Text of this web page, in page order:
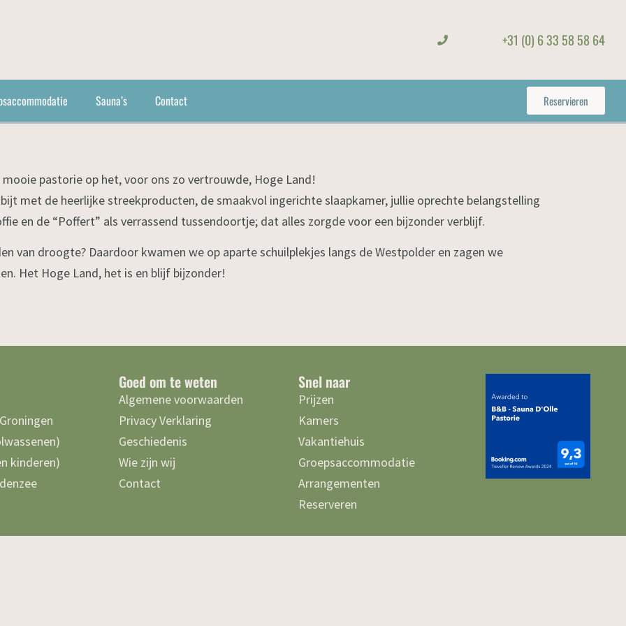
+31 (0) 6 33 58 58 64
Sauna’s Contact Reservieren
pastorie op het, voor ons zo vertrouwde, Hoge Land!
met de heerlijke streekproducten, de smaakvol ingerichte slaapkamer, jullie oprechte belangstelling
en de “Poffert” als verrassend tussendoortje; dat alles zorgde voor een bijzonder verblijf.
van droogte? Daardoor kwamen we op aparte schuilplekjes langs de Westpolder en zagen we
Het Hoge Land, het is en blijf bijzonder!
kinderen)
Goed om te weten
Algemene voorwaarden
Privacy Verklaring
Geschiedenis
Wie zijn wij
Contact
Snel naar
Prijzen
Kamers
Vakantiehuis
Groepsaccommodatie
Arrangementen
Reserveren